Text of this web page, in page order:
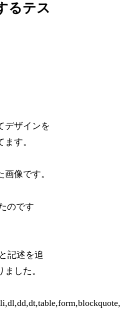
るテス
デザインを
す。
像です。
のです
記述を追
した。